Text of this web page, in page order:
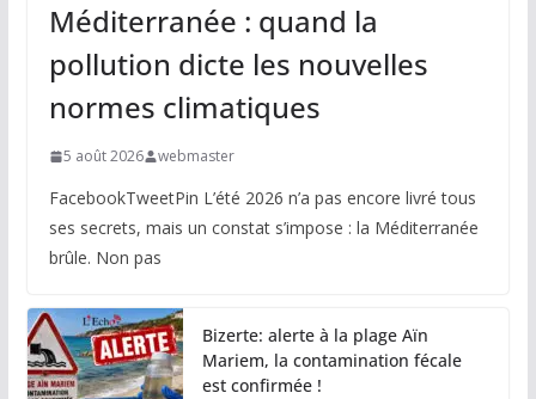
Méditerranée : quand la
pollution dicte les nouvelles
normes climatiques
5 août 2026 webmaster
FacebookTweetPin L’été 2026 n’a pas encore livré tous
ses secrets, mais un constat s’impose : la Méditerranée
brûle. Non pas
Bizerte: alerte à la plage Aïn
Mariem, la contamination fécale
est confirmée !